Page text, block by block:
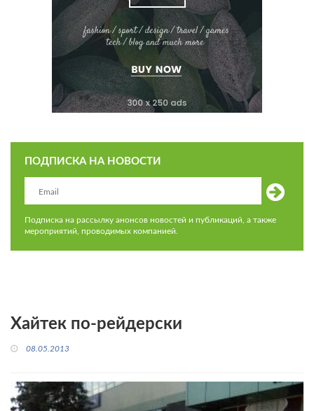
ПОДПИСКА НА НОВОСТИ
Подписка на рассылку анонсов новостей и публикаций, а также
мероприятий, проводимых компанией.
Хайтек по-рейдерски
08.05.2013